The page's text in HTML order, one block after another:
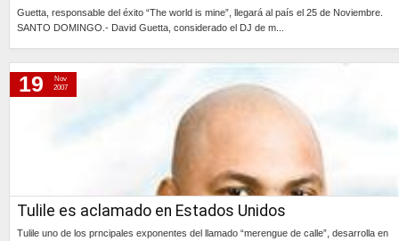
Guetta, responsable del éxito “The world is mine”, llegará al país el 25 de Noviembre.
SANTO DOMINGO.- David Guetta, considerado el DJ de m...
Tulile es aclamado en Estados Unidos
Tulile uno de los prncipales exponentes del llamado “merengue de calle”, desarrolla en
19
Nov
2007